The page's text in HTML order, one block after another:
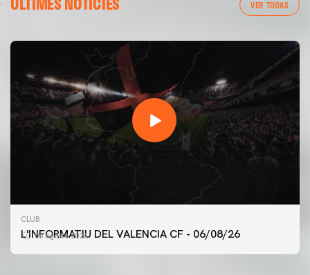
VER TODAS
CLUB
L'INFORMATIU DEL VALENCIA CF - 06/08/26
06 agosto 2026
PRIMER EQUIP
ENTRENAMENT DEL VALENCIA CF 6/8/2026